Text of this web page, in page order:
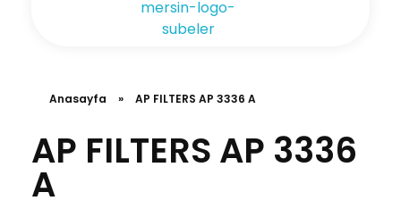
Anasayfa » AP FILTERS AP 3336 A
AP FILTERS AP 3336
A